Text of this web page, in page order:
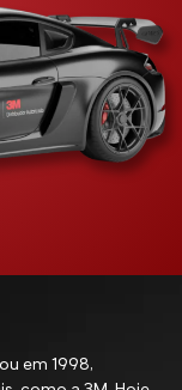
em 1998,